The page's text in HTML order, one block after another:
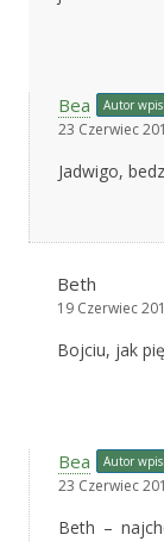
Bea Autor
23 Czerwiec
Jadwigo,
Beth
19 Czerwiec
Bojciu, jak
Bea Autor
23 Czerwiec
Beth –